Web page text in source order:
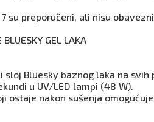
su preporučeni, ali nisu
GEL LAKA
sloj Bluesky baznog laka na
u UV/LED lampi (48 W).
ostaje nakon sušenja